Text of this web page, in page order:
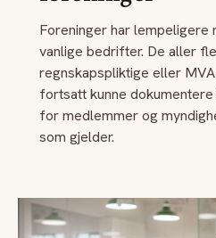
Foreninger har lempeligere
vanlige bedrifter. De aller
regnskapspliktige eller
fortsatt kunne
for medlemmer og
som gjelder.